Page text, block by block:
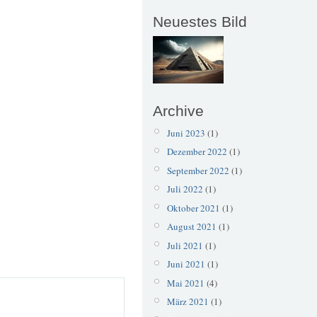
Neuestes Bild
Archive
Juni 2023 (1)
Dezember 2022 (1)
September 2022 (1)
Juli 2022 (1)
Oktober 2021 (1)
August 2021 (1)
Juli 2021 (1)
Juni 2021 (1)
Mai 2021 (4)
März 2021 (1)